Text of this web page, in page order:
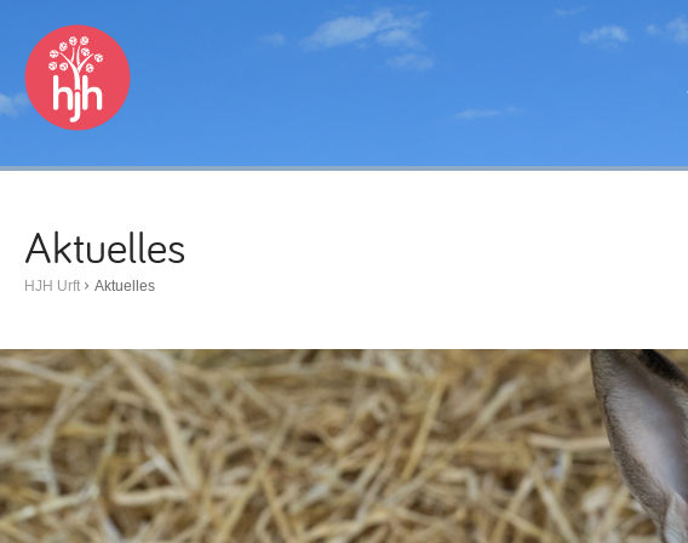
Aktuelles
HJH Urft Aktuelles